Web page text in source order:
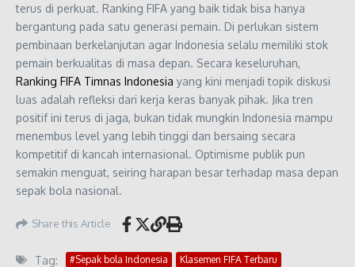
terus di perkuat. Ranking FIFA yang baik tidak bisa hanya
bergantung pada satu generasi pemain. Di perlukan sistem
pembinaan berkelanjutan agar Indonesia selalu memiliki stok
pemain berkualitas di masa depan. Secara keseluruhan,
Ranking FIFA Timnas Indonesia yang kini menjadi topik diskusi
luas adalah refleksi dari kerja keras banyak pihak. Jika tren
positif ini terus di jaga, bukan tidak mungkin Indonesia mampu
menembus level yang lebih tinggi dan bersaing secara
kompetitif di kancah internasional. Optimisme publik pun
semakin menguat, seiring harapan besar terhadap masa depan
sepak bola nasional.
Share this Article
Tag: #Sepak bola Indonesia
Klasemen FIFA Terbaru